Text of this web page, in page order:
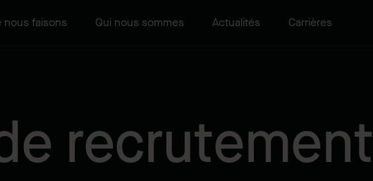
nous faisons Qui nous sommes Actualités Carrières
recrutement